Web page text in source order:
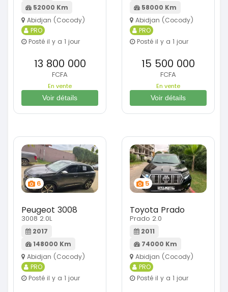
52000 Km
Abidjan (Cocody)
PRO
Posté il y a 1 jour
13 800 000
FCFA
En vente
Voir détails
58000 Km
Abidjan (Cocody)
PRO
Posté il y a 1 jour
15 500 000
FCFA
En vente
Voir détails
6
Peugeot 3008
3008 2.0L
2017
148000 Km
Abidjan (Cocody)
PRO
Posté il y a 1 jour
5
Toyota Prado
Prado 2.0
2011
74000 Km
Abidjan (Cocody)
PRO
Posté il y a 1 jour